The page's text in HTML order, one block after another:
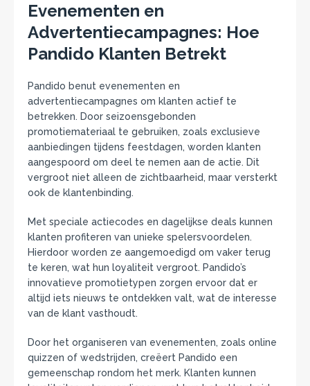
Evenementen en
Advertentiecampagnes: Hoe
Pandido Klanten Betrekt
Pandido benut evenementen en
advertentiecampagnes om klanten actief te
betrekken. Door seizoensgebonden
promotiemateriaal te gebruiken, zoals exclusieve
aanbiedingen tijdens feestdagen, worden klanten
aangespoord om deel te nemen aan de actie. Dit
vergroot niet alleen de zichtbaarheid, maar versterkt
ook de klantenbinding.
Met speciale actiecodes en dagelijkse deals kunnen
klanten profiteren van unieke spelersvoordelen.
Hierdoor worden ze aangemoedigd om vaker terug
te keren, wat hun loyaliteit vergroot. Pandido’s
innovatieve promotietypen zorgen ervoor dat er
altijd iets nieuws te ontdekken valt, wat de interesse
van de klant vasthoudt.
Door het organiseren van evenementen, zoals online
quizzen of wedstrijden, creëert Pandido een
gemeenschap rondom het merk. Klanten kunnen